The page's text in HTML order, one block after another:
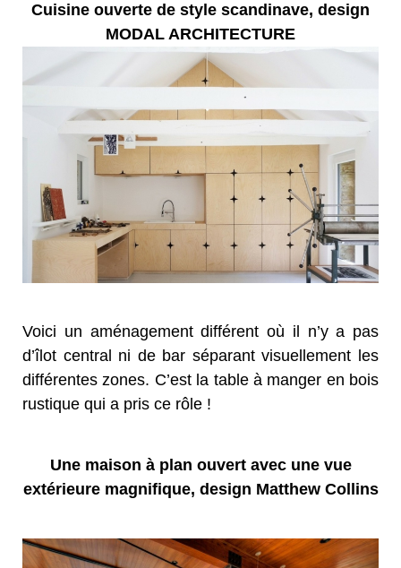
Cuisine ouverte de style scandinave, design
MODAL ARCHITECTURE
Voici un aménagement différent où il n’y a pas
d’îlot central ni de bar séparant visuellement les
différentes zones. C’est la table à manger en bois
rustique qui a pris ce rôle !
Une maison à plan ouvert avec une vue
extérieure magnifique, design Matthew Collins